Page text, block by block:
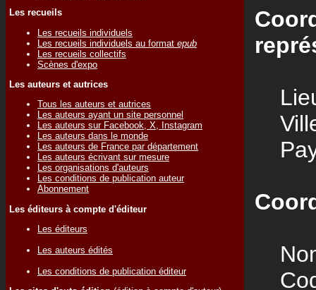
Les recueils
Les recueils individuels
Les recueils individuels au format epub
Les recueils collectifs
Scènes d'expo
Les auteurs et autrices
Tous les auteurs et autrices
Les auteurs ayant un site personnel
Les auteurs sur Facebook, X, Instagram
Les auteurs dans le monde
Les auteurs de France par département
Les auteurs écrivant sur mesure
Les organisations d'auteurs
Les conditions de publication auteur
Abonnement
Les éditeurs à compte d'éditeur
Les éditeurs
Les auteurs édités
Les conditions de publication éditeur